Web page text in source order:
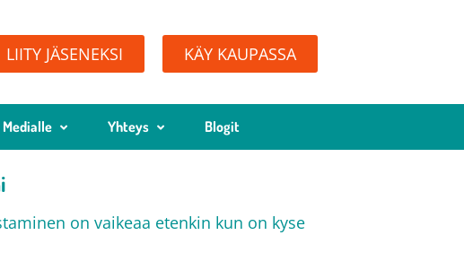
LIITY JÄSENEKSI KÄY KAUPASSA
Medialle Yhteys Blogit
on vaikeaa etenkin kun on kyse